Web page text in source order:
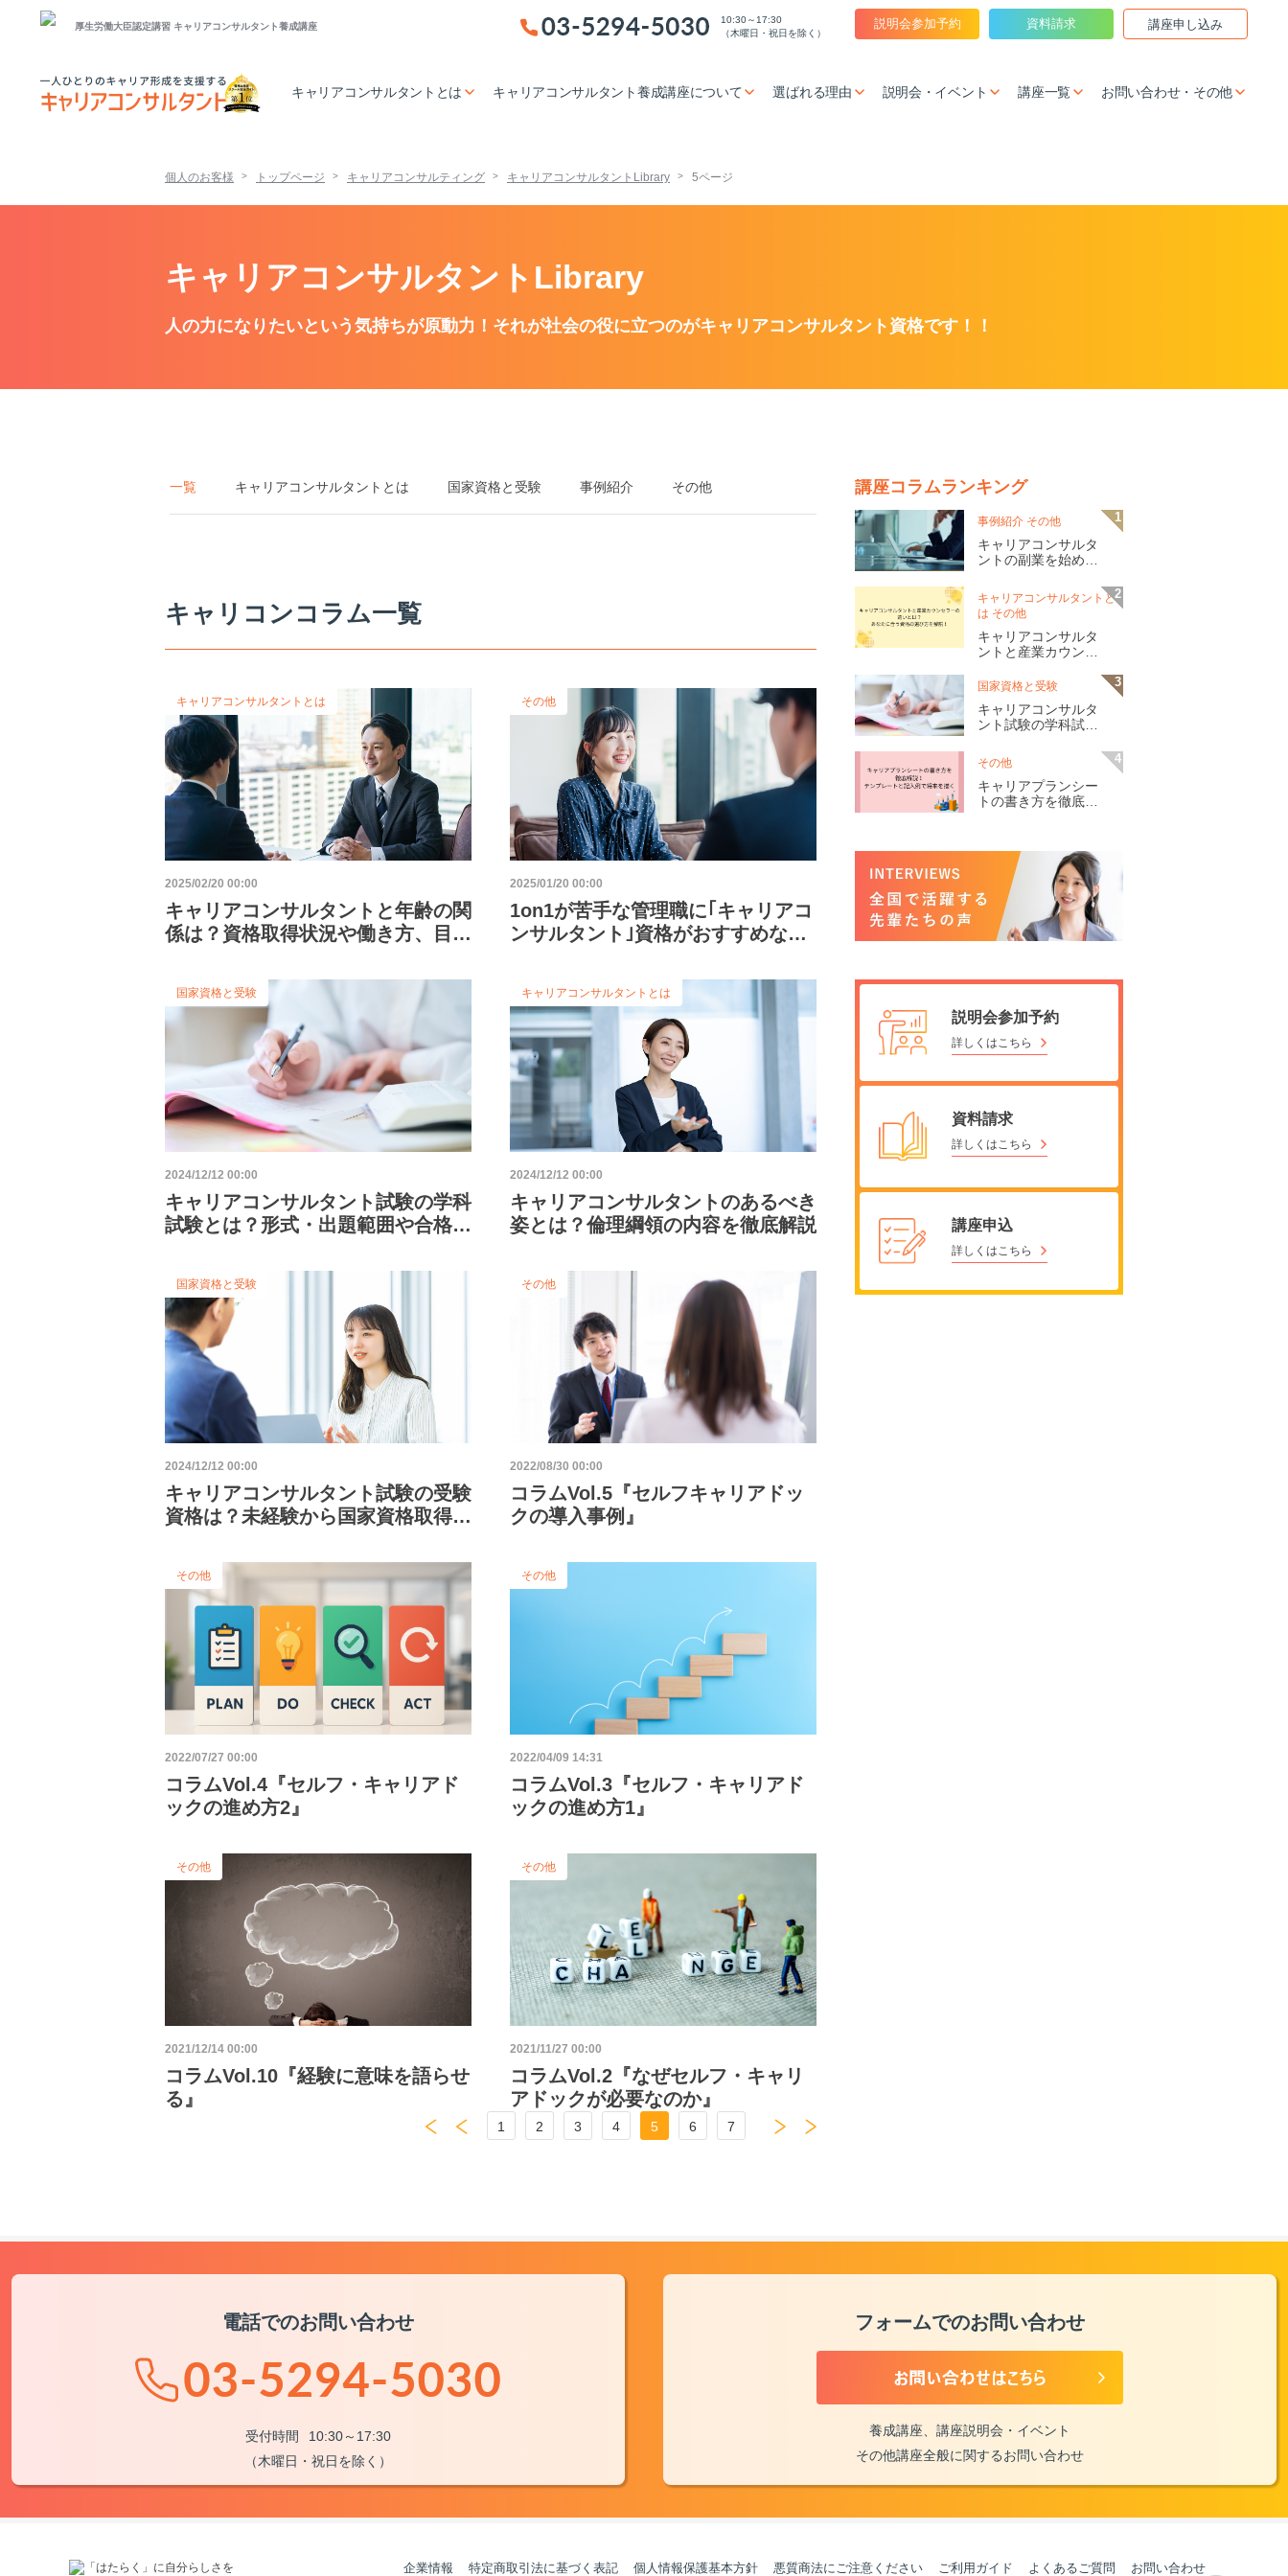
厚生労働大臣認定講習 キャリアコンサルタント養成講座
10:30～17:30
（木曜日・祝日を除く）
説明会参加予約 資料請求 講座申し込み
キャリアコンサルタントとは キャリアコンサルタント養成講座について 選ばれる理由 説明会・イベント 講座一覧 お問い合わせ・その他
個人のお客様 トップページ キャリアコンサルティング キャリアコンサルタントLibrary 5ページ
キャリアコンサルタントLibrary
人の力になりたいという気持ちが原動力！それが社会の役に立つのがキャリアコンサルタント資格です！！
一覧 キャリアコンサルタントとは 国家資格と受験 事例紹介 その他
キャリコンコラム一覧
キャリアコンサルタントとは
2025/02/20 00:00
キャリアコンサルタントと年齢の関
係は？資格取得状況や働き方、目指
その他
2025/01/20 00:00
1on1が苦手な管理職に｢キャリアコ
ンサルタント｣資格がおすすめな理
国家資格と受験
2024/12/12 00:00
キャリアコンサルタント試験の学科
試験とは？形式・出題範囲や合格に
キャリアコンサルタントとは
2024/12/12 00:00
キャリアコンサルタントのあるべき
姿とは？倫理綱領の内容を徹底解説
国家資格と受験
2024/12/12 00:00
キャリアコンサルタント試験の受験
資格は？未経験から国家資格取得を
その他
2022/08/30 00:00
コラムVol.5『セルフキャリアドッ
クの導入事例』
その他
2022/07/27 00:00
コラムVol.4『セルフ・キャリアド
ックの進め方2』
その他
2022/04/09 14:31
コラムVol.3『セルフ・キャリアド
ックの進め方1』
その他
2021/12/14 00:00
コラムVol.10『経験に意味を語らせ
る』
その他
2021/11/27 00:00
コラムVol.2『なぜセルフ・キャリ
アドックが必要なのか』
1 2 3 4 5 6 7
講座コラムランキング
事例紹介 その他
キャリアコンサルタ
ントの副業を始める
の収入アップのポイ
ントを解説
キャリアコンサルタントと
は その他
キャリアコンサルタ
ントと産業カウンセ
なたに合う資格の選
国家資格と受験
キャリアコンサルタ
ント試験の学科試験
囲や合格に向けた対
策を紹介
その他
キャリアプランシー
トの書き方を徹底解
説明会参加予約
詳しくはこちら
資料請求
詳しくはこちら
講座申込
詳しくはこちら
電話でのお問い合わせ
受付時間
10:30～17:30
（木曜日・祝日を除く）
フォームでのお問い合わせ
養成講座、講座説明会・イベント
その他講座全般に関するお問い合わせ
企業情報 特定商取引法に基づく表記 個人情報保護基本方針 悪質商法にご注意ください ご利用ガイド よくあるご質問 お問い合わせ